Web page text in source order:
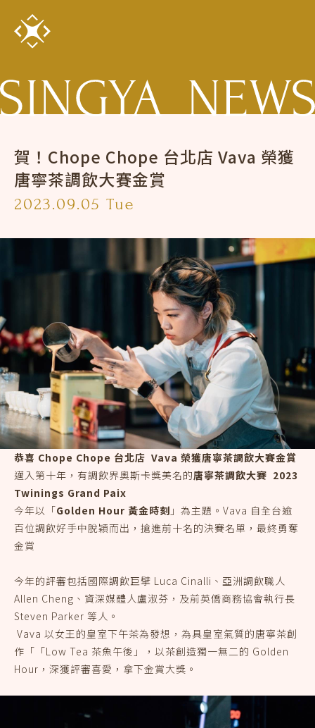
賀！Chope Chope 台北店 Vava 榮獲
唐寧茶調飲大賽金賞
2023.09.05 Tue
恭喜 Chope Chope 台北店 Vava 榮獲唐寧茶調飲大賽金賞
邁入第十年，有調飲界奧斯卡獎美名的唐寧茶調飲大賽 2023
Twinings Grand Paix
今年以「Golden Hour 黃金時刻 」為主題。Vava 自全台逾
百位調飲好手中脫穎而出，搶進前十名的決賽名單，最終勇奪
金賞
今年的評審包括國際調飲巨擘 Luca Cinalli、亞洲調飲職人
Allen Cheng、資深媒體人盧淑芬，及前英僑商務協會執行長
Steven Parker 等人。
Vava 以女王的皇室下午茶為發想，為具皇室氣質的唐寧茶創
作「「Low Tea 茶魚午後」，以茶創造獨一無二的 Golden
Hour，深獲評審喜愛，拿下金賞大獎。